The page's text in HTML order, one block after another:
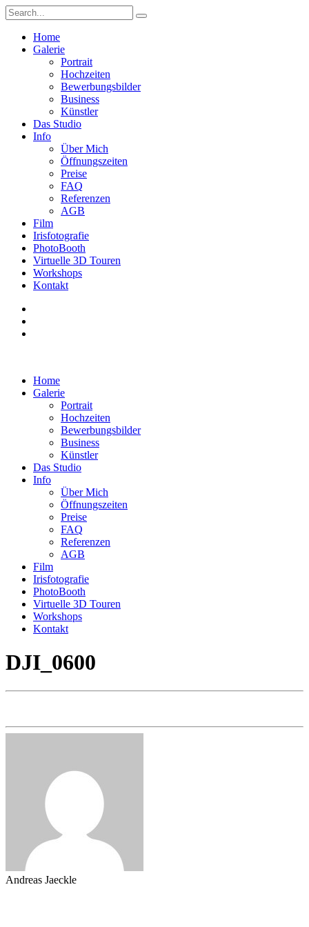
Home
Galerie
Portrait
Hochzeiten
Bewerbungsbilder
Business
Künstler
Das Studio
Info
Über Mich
Öffnungszeiten
Preise
FAQ
Referenzen
AGB
Film
Irisfotografie
PhotoBooth
Virtuelle 3D Touren
Workshops
Kontakt
Home
Galerie
Portrait
Hochzeiten
Bewerbungsbilder
Business
Künstler
Das Studio
Info
Über Mich
Öffnungszeiten
Preise
FAQ
Referenzen
AGB
Film
Irisfotografie
PhotoBooth
Virtuelle 3D Touren
Workshops
Kontakt
DJI_0600
Andreas Jaeckle